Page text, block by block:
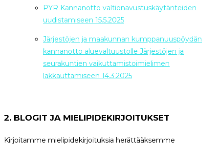
PYR Kannanotto valtionavustuskäytänteiden
uudistamiseen 15.5.2025
Järjestöjen ja maakunnan kumppanuuspöydän
kannanotto aluevaltuustolle Järjestöjen ja
seurakuntien vaikuttamistoimielimen
lakkauttamiseen 14.3.2025
2. BLOGIT JA MIELIPIDEKIRJOITUKSET
Kirjoitamme mielipidekirjoituksia herättääksemme